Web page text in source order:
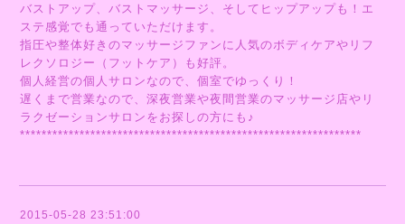
バストアップ、バストマッサージ、そしてヒップアップも！エ
ステ感覚でも通っていただけます。
指圧や整体好きのマッサージファンに人気のボディケアやリフ
レクソロジー（フットケア）も好評。
個人経営の個人サロンなので、個室でゆっくり！
遅くまで営業なので、深夜営業や夜間営業のマッサージ店やリ
ラクゼーションサロンをお探しの方にも♪
***************************************************************
2015-05-28 23:51:00